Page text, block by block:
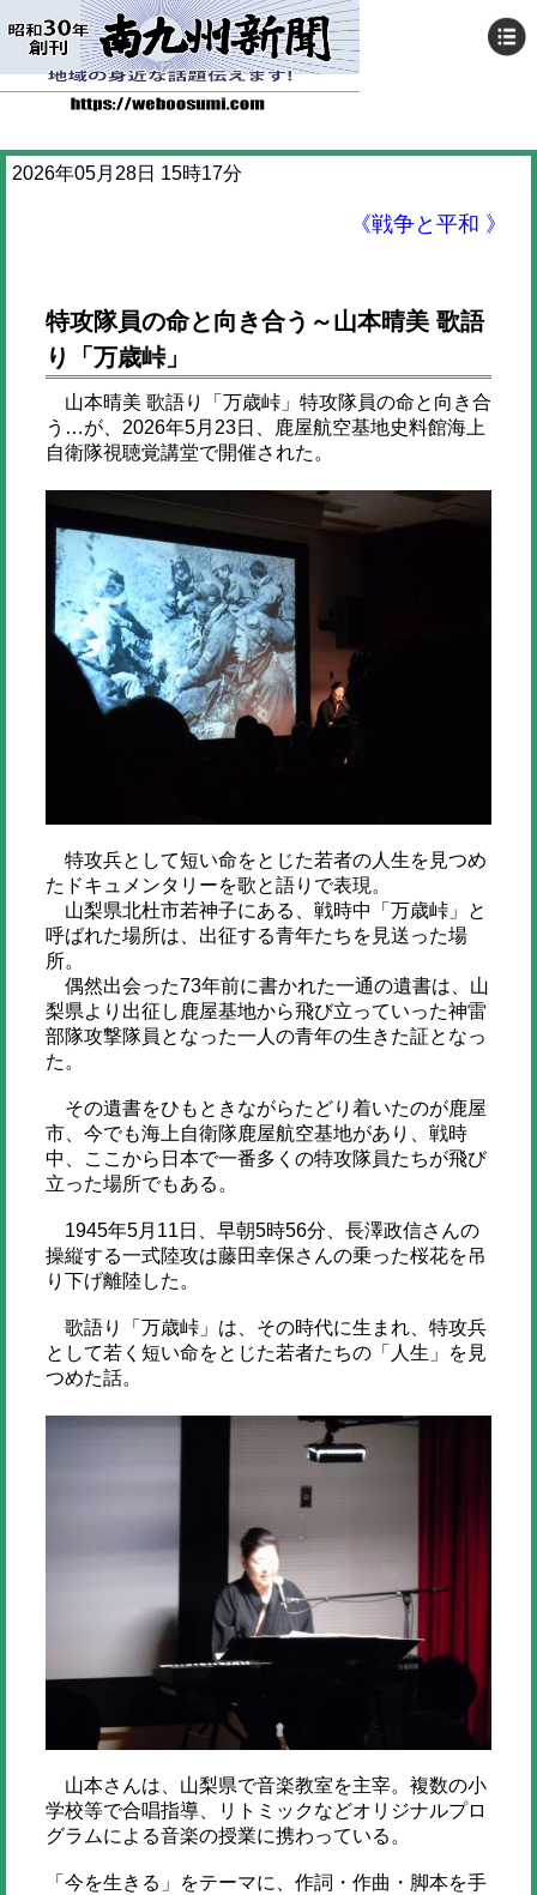
2026年05月28日 15時17分
《戦争と平和 》
特攻隊員の命と向き合う～山本晴美 歌語
り「万歳峠」
山本晴美 歌語り「万歳峠」特攻隊員の命と向き合
う…が、2026年5月23日、鹿屋航空基地史料館海上
自衛隊視聴覚講堂で開催された。
特攻兵として短い命をとじた若者の人生を見つめ
たドキュメンタリーを歌と語りで表現。
山梨県北杜市若神子にある、戦時中「万歳峠」と
呼ばれた場所は、出征する青年たちを見送った場
所。
偶然出会った73年前に書かれた一通の遺書は、山
梨県より出征し鹿屋基地から飛び立っていった神雷
部隊攻撃隊員となった一人の青年の生きた証となっ
た。
その遺書をひもときながらたどり着いたのが鹿屋
市、今でも海上自衛隊鹿屋航空基地があり、戦時
中、ここから日本で一番多くの特攻隊員たちが飛び
立った場所でもある。
1945年5月11日、早朝5時56分、長澤政信さんの
操縦する一式陸攻は藤田幸保さんの乗った桜花を吊
り下げ離陸した。
歌語り「万歳峠」は、その時代に生まれ、特攻兵
として若く短い命をとじた若者たちの「人生」を見
つめた話。
山本さんは、山梨県で音楽教室を主宰。複数の小
学校等で合唱指導、リトミックなどオリジナルプロ
グラムによる音楽の授業に携わっている。
「今を生きる」をテーマに、作詞・作曲・脚本を手